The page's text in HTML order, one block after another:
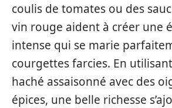
coulis de tomates ou des
vin rouge aident à créer une
intense qui se marie
courgettes farcies. En
haché assaisonné avec des
épices, une belle richesse